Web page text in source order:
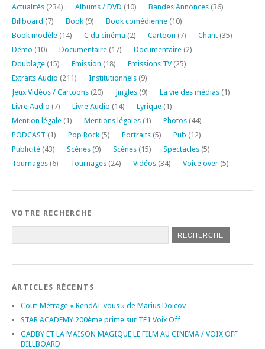
Actualités (234) Albums / DVD (10) Bandes Annonces (36)
Billboard (7) Book (9) Book comédienne (10)
Book modèle (14) C du cinéma (2) Cartoon (7) Chant (35)
Démo (10) Documentaire (17) Documentaire (2)
Doublage (15) Emission (18) Emissions TV(25)
Extraits Audio (211) Institutionnels (9)
Jeux Vidéos / Cartoons (20) Jingles (9) La vie des médias (1)
Livre Audio (7) Livre Audio (14) Lyrique (1)
Mention légale (1) Mentions légales (1) Photos (44)
PODCAST (1) Pop Rock (5) Portraits (5) Pub (12)
Publicité (43) Scènes (9) Scènes (15) Spectacles (5)
Tournages (6) Tournages (24) Vidéos (34) Voice over (5)
VOTRE RECHERCHE
ARTICLES RÉCENTS
Cout-Métrage « RendAI-vous » de Marius Doicov
STAR ACADEMY 200ème prime sur TF1 Voix Off
GABBY ET LA MAISON MAGIQUE LE FILM AU CINEMA / VOIX OFF
BILLBOARD